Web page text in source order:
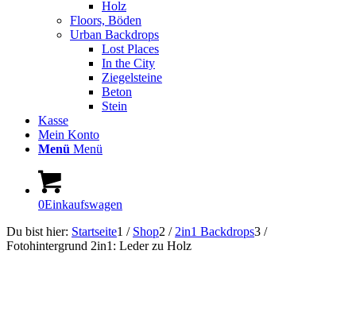
Holz
Floors, Böden
Urban Backdrops
Lost Places
In the City
Ziegelsteine
Beton
Stein
Kasse
Mein Konto
Menü Menü
0Einkaufswagen
Du bist hier: Startseite1 / Shop2 / 2in1 Backdrops3 /
Fotohintergrund 2in1: Leder zu Holz